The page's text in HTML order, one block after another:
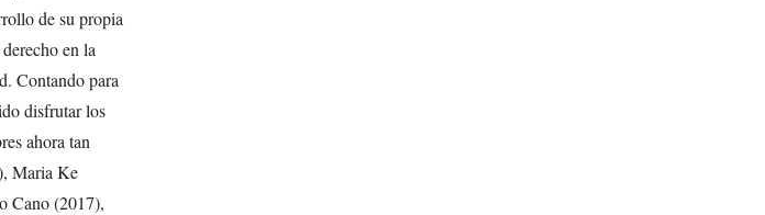
de su propia
en la
Contando para
disfrutar los
ahora tan
Maria Ke
Cano (2017),